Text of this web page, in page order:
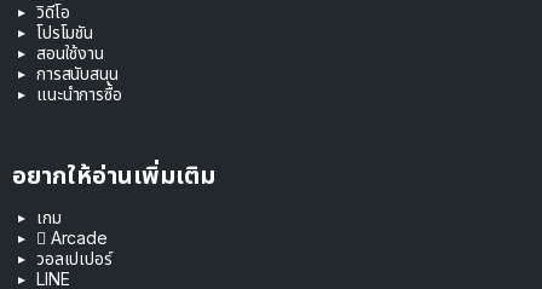
วิดีโอ
โปรโมชัน
สอนใช้งาน
การสนับสนุน
แนะนำการซื้อ
อยากให้อ่านเพิ่มเติม
เกม
 Arcade
วอลเปเปอร์
LINE